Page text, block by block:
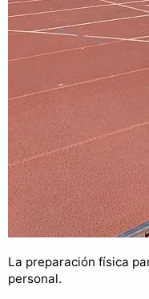
La preparación física
personal.